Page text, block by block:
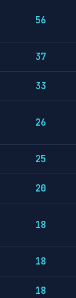
56
37
33
26
25
20
18
18
18